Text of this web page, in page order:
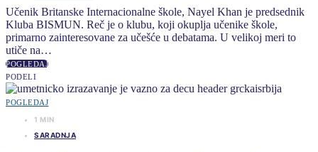
Učenik Britanske Internacionalne škole, Nayel Khan je predsednik
Kluba BISMUN. Reč je o klubu, koji okuplja učenike škole,
primarno zainteresovane za učešće u debatama. U velikoj meri to
utiče na…
POGLEDAJ
PODELI
POGLEDAJ
1 MIN
SARADNJA